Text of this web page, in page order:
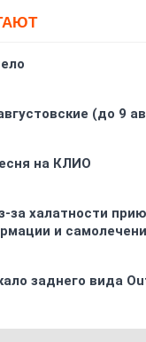
(до 9
на КЛИО
за халатности
и
заднего вида